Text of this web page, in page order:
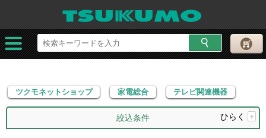
ツクモネットショップ 家電総合 テレビ関連機器
ツクモネットショップ 家電総合 テレビ関連機器
絞込条件 ひらく +